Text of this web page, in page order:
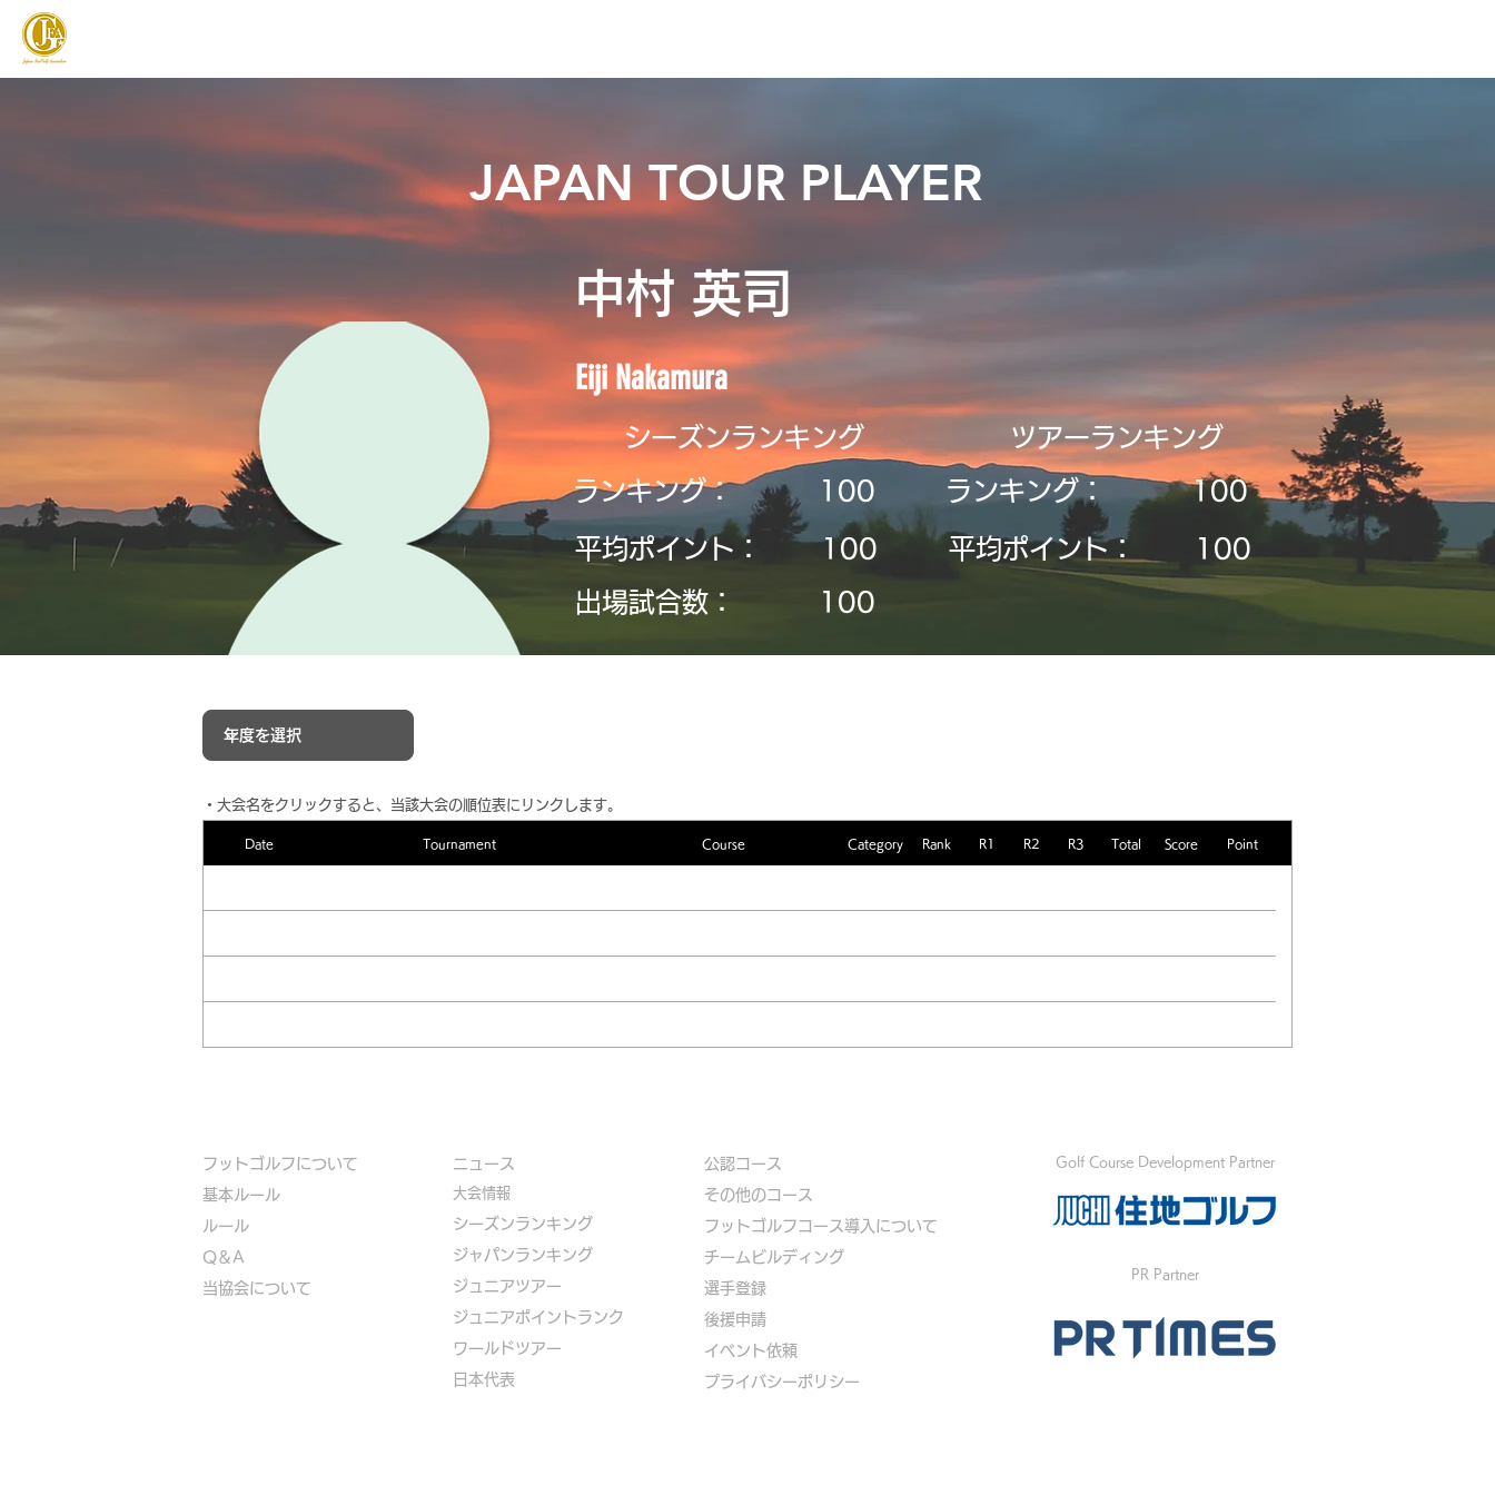
JAPAN TOUR PLAYER
中村 英司
Eiji Nakamura
シーズンランキング
ランキング：
​100
平均ポイント：
​出場試合数：
​100
​100
​ツアーランキング
ランキング：
​100
平均ポイント： ​100
​・大会名をクリックすると、当該大会の順位表にリンクします。
Date Tournament Course Category Rank R1 R2 R3 Total Score Point
フットゴルフについて
基本ルール
ルール
Q＆A
​当協会について
​ニュース
大会情報
シーズンランキング
ジャパンランキング
ジュニアツアー
ジュニアポイントランク
​ワールドツアー
​​日本代表
公認コース
​その他のコース
​ フットゴルフコース導入について
​チームビルディング
選手登録​
​後援申請
​イベント依頼
プライバシーポリシー
Golf Course Development Partner
PR Partner